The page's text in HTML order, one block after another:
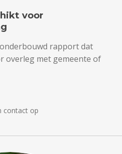
voor
rapport dat
overleg met gemeente of
contact op